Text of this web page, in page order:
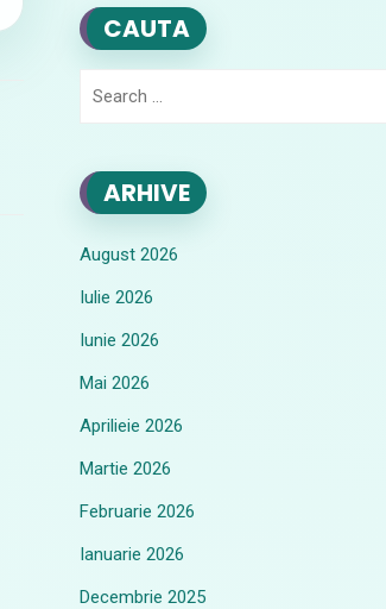
CAUTA
ARHIVE
August 2026
Iulie 2026
Iunie 2026
Mai 2026
Aprilieie 2026
Martie 2026
Februarie 2026
Ianuarie 2026
Decembrie 2025